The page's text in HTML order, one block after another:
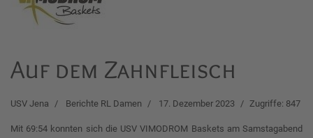
Auf dem Zahnfleisch
USV Jena Berichte RL Damen 17. Dezember 2023 Zugriffe: 847
Mit 69:54 konnten sich die USV VIMODROM Baskets am Samstagabend